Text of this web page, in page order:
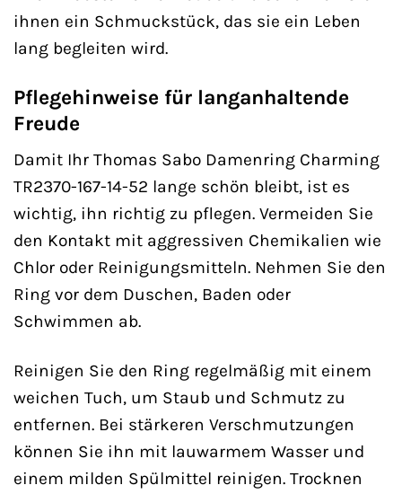
ihnen ein Schmuckstück, das sie ein Leben
lang begleiten wird.
Pflegehinweise für langanhaltende
Freude
Damit Ihr Thomas Sabo Damenring Charming
TR2370-167-14-52 lange schön bleibt, ist es
wichtig, ihn richtig zu pflegen. Vermeiden Sie
den Kontakt mit aggressiven Chemikalien wie
Chlor oder Reinigungsmitteln. Nehmen Sie den
Ring vor dem Duschen, Baden oder
Schwimmen ab.
Reinigen Sie den Ring regelmäßig mit einem
weichen Tuch, um Staub und Schmutz zu
entfernen. Bei stärkeren Verschmutzungen
können Sie ihn mit lauwarmem Wasser und
einem milden Spülmittel reinigen. Trocknen